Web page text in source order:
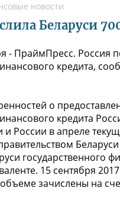
новости
Беларуси
- ПраймПресс. Россия
кредита,
о
кредита
и России в апреле
государственного
15 сентября
зачислены на